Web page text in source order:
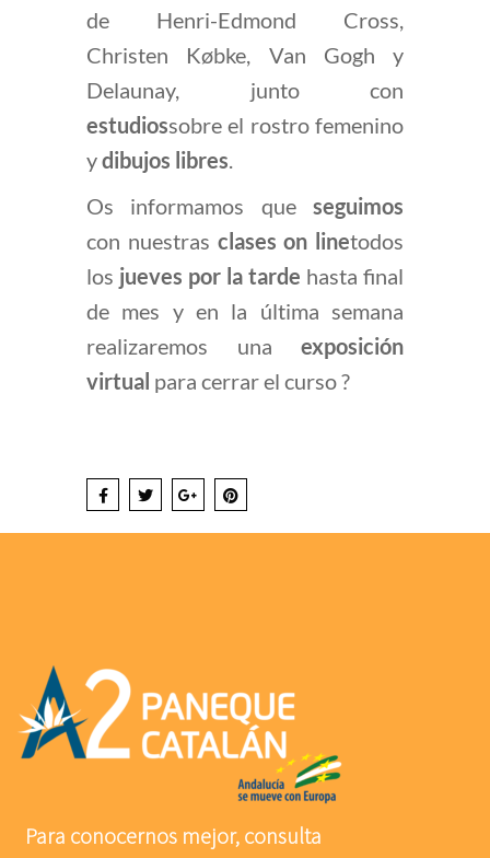
de Henri-Edmond Cross,
Christen Købke, Van Gogh y
Delaunay, junto con
estudiossobre el rostro femenino
ydibujos libres.
Os informamos que seguimos
con nuestras clases on linetodos
los jueves por la tarde hasta final
de mes y en la última semana
realizaremos una exposición
virtual para cerrar el curso ?
Para conocernos mejor, consulta